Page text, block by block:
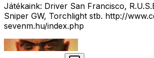
Játékaink: Driver San Francisco,
Sniper GW, Torchlight stb. http://
sevenm.hu/index.php